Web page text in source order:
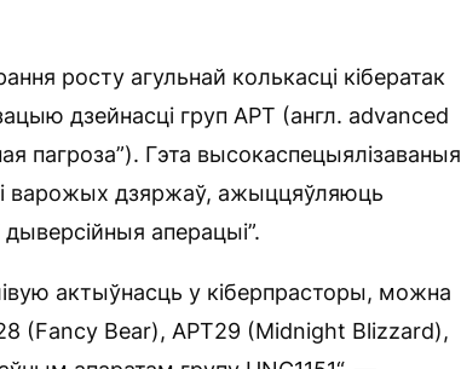
росту агульнай колькасці кібератак
дзейнасці груп APT (англ. advanced
пагроза”). Гэта высокаспецыялізаваныя
варожых дзяржаў, ажыццяўляюць
дыверсійныя аперацыі”.
актыўнасць у кіберпрасторы, можна
(Fancy Bear), APT29 (Midnight Blizzard),